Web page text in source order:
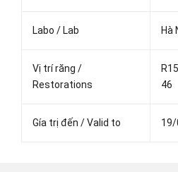
Labo / Lab Hà
Vị trí răng /
Restorations
46
Gía trị đến / Valid to